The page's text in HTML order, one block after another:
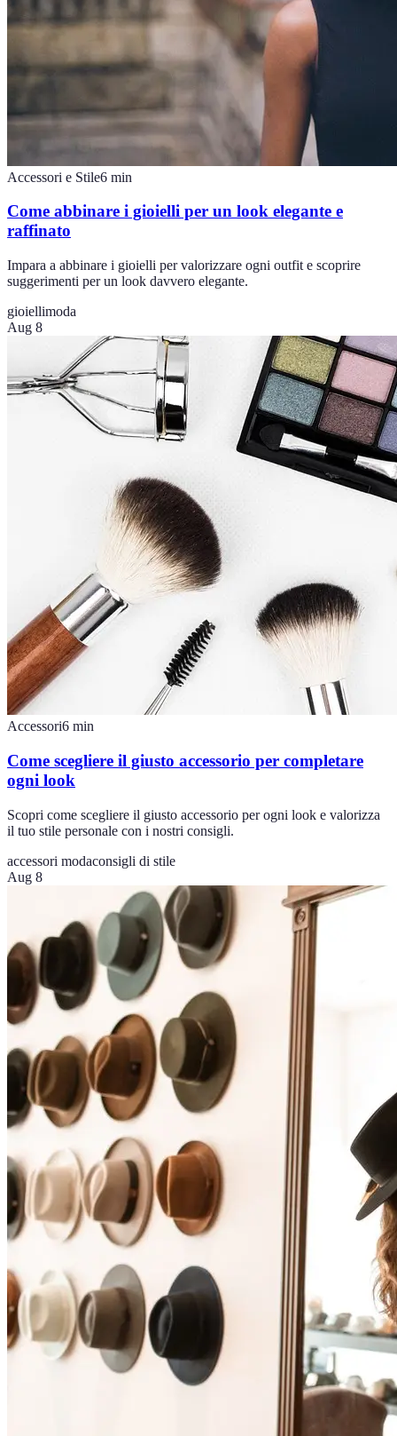
Accessori e Stile6 min
Come abbinare i gioielli per un look elegante e
raffinato
Impara a abbinare i gioielli per valorizzare ogni outfit e scoprire
suggerimenti per un look davvero elegante.
gioiellimoda
Aug 8
Accessori6 min
Come scegliere il giusto accessorio per completare
ogni look
Scopri come scegliere il giusto accessorio per ogni look e valorizza
il tuo stile personale con i nostri consigli.
accessori modaconsigli di stile
Aug 8